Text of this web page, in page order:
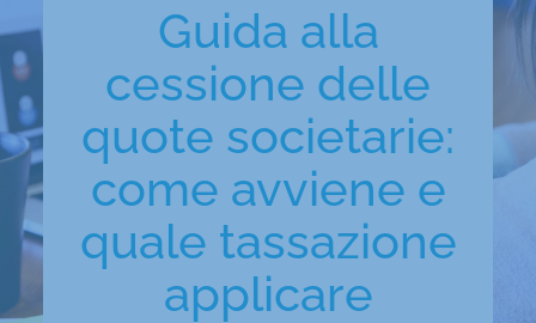
Guida alla
cessione delle
quote societarie:
come avviene e
quale tassazione
applicare